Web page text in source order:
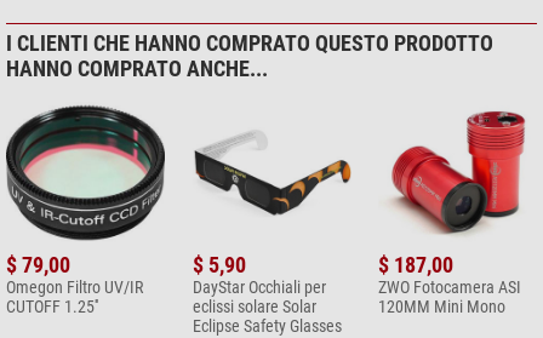
*Tutti i prezzi includono IVA e costi di spedizione.
I CLIENTI CHE HANNO COMPRATO QUESTO PRODOTTO
HANNO COMPRATO ANCHE...
$ 79,00
Omegon Filtro UV/IR
CUTOFF 1.25''
$ 5,90
DayStar Occhiali per
eclissi solare Solar
Eclipse Safety Glasses
$ 187,00
ZWO Fotocamera ASI
120MM Mini Mono